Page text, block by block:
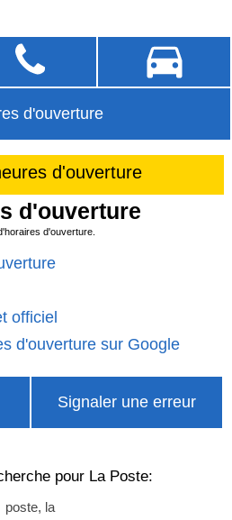
d'ouverture
d'ouverture
d'ouverture
d'ouverture.
officiel
d'ouverture sur Google
Signaler une erreur
pour La Poste:
poste, la